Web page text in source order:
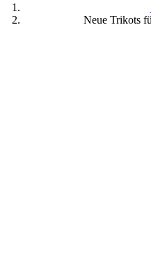
Neue Trikots